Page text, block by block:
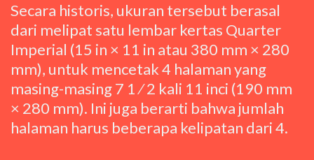
Secara historis, ukuran tersebut berasal
dari melipat satu lembar kertas Quarter
Imperial (15 in × 11 in atau 380 mm × 280
mm), untuk mencetak 4 halaman yang
masing-masing 7 1 ⁄ 2 kali 11 inci (190 mm
× 280 mm). Ini juga berarti bahwa jumlah
halaman harus beberapa kelipatan dari 4.